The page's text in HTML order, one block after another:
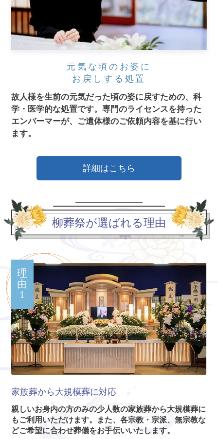
元気な頃のお姿に
お戻しする処置
故人様を生前の元気だった頃の姿に戻すための、科
学・医学的な処置です。 専門のライセンスを持った
エンバーマーが、ご遺体様のご依頼内容を基に行い
ます。
詳細はこちら
柳葬祭が選ばれる理由
理
由
1
家族葬から大規模葬に対応
親しいお身内の方のみの少人数の家族葬から大規模葬に
もご利用いただけます。また、各宗教・宗派、無宗教な
どご希望に合わせ葬儀をお手伝いいたします。